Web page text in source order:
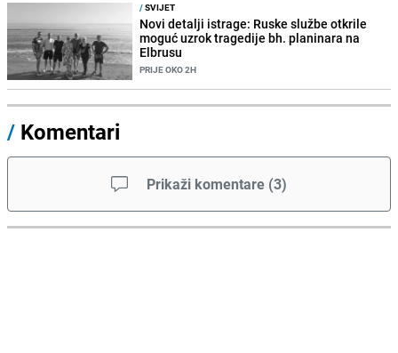
/SVIJET
Novi detalji istrage: Ruske službe otkrile
moguć uzrok tragedije bh. planinara na
Elbrusu
PRIJE OKO 2H
/ Komentari
Prikaži komentare (3)